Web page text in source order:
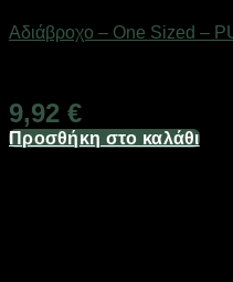
Αδιάβροχο – One Sized –
9,92 €
Προσθήκη στο καλάθι